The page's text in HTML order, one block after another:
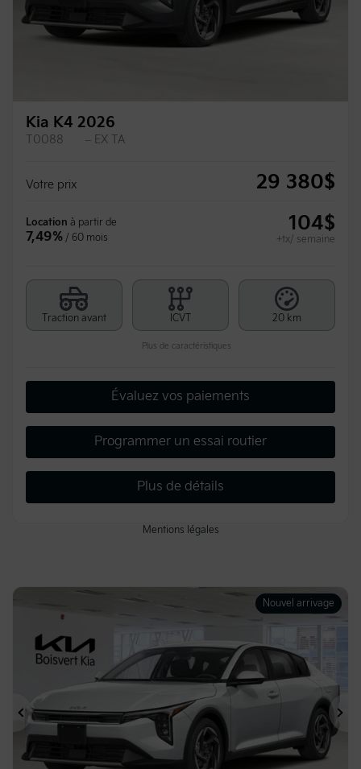
Kia K4 2026
T0088 – EX TA
Votre prix 29 380$
Location à partir de
7,49% / 60 mois
104$
+tx/ semaine
Traction avant ICVT 20 km
Plus de caractéristiques
Évaluez vos paiements
Programmer un essai routier
Plus de détails
Mentions légales
Nouvel arrivage
Précédent